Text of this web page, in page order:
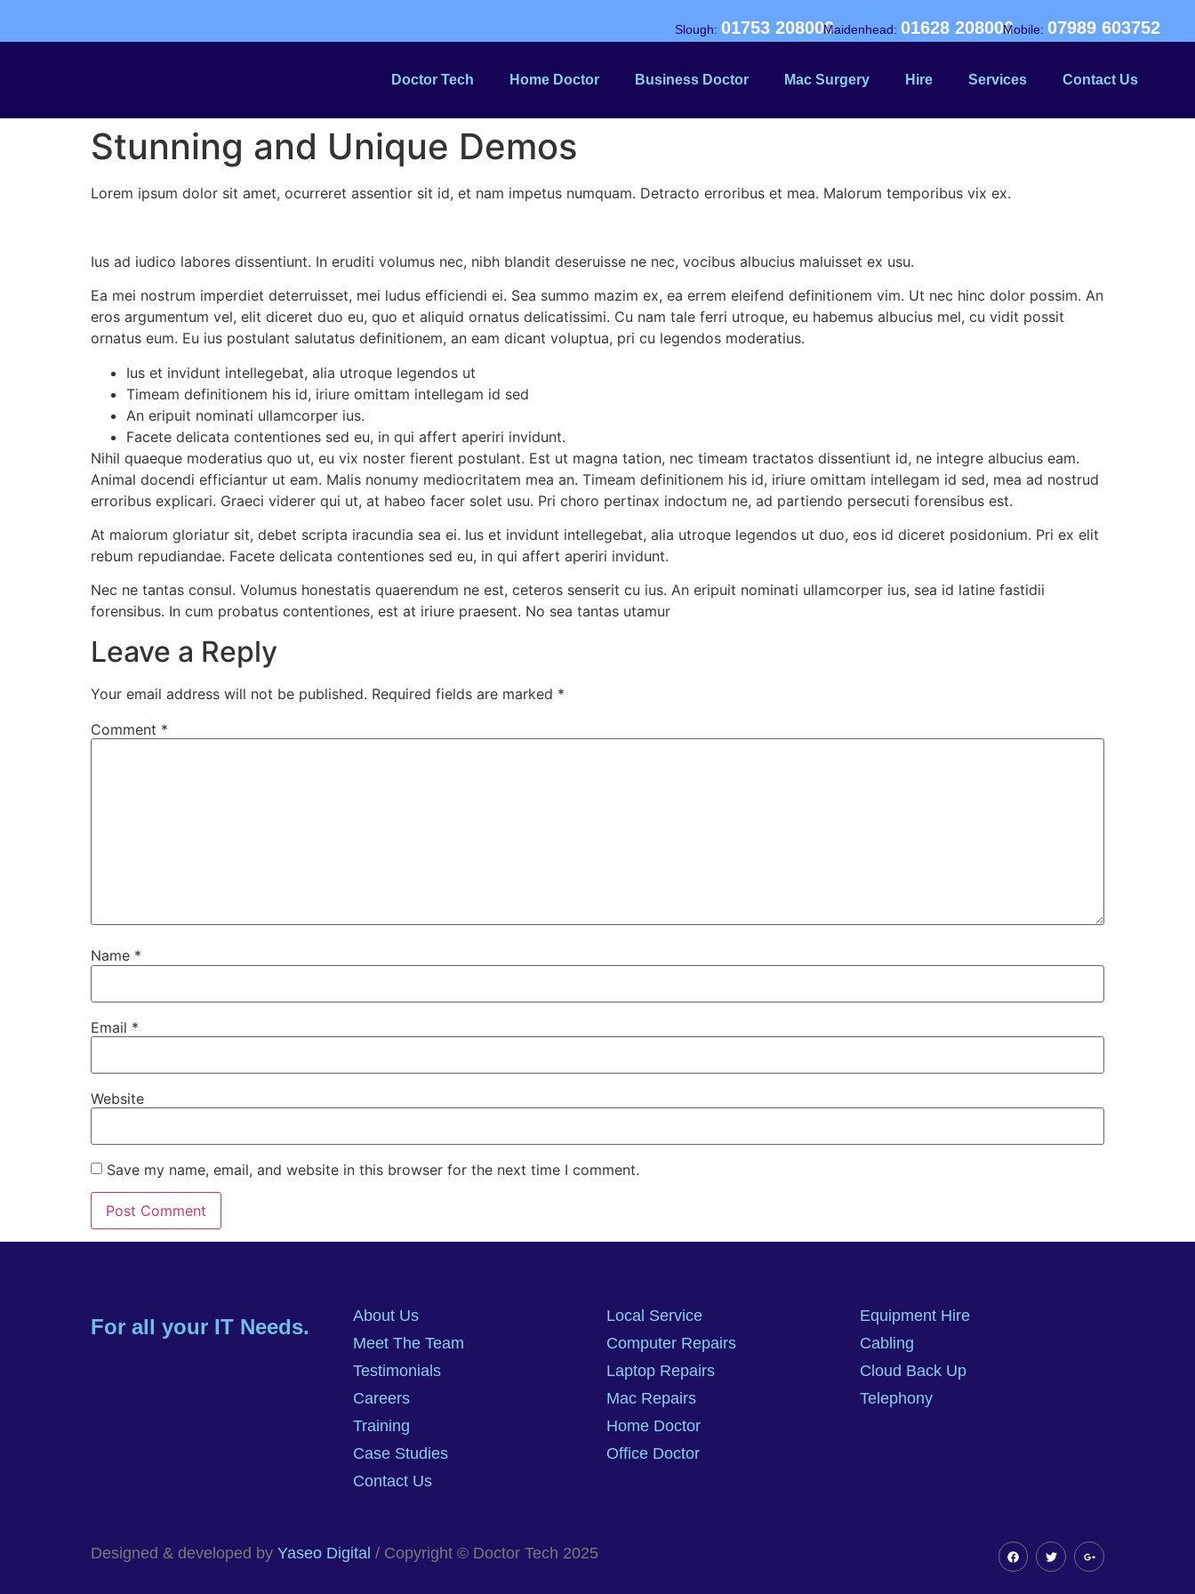
Slough: 01753 208000Maidenhead: 01628 208000Mobile: 07989 603752
Doctor Tech Home Doctor Business Doctor Mac Surgery Hire Services Contact Us
Stunning and Unique Demos
Lorem ipsum dolor sit amet, ocurreret assentior sit id, et nam impetus numquam. Detracto erroribus et mea. Malorum temporibus vix ex.
Ius ad iudico labores dissentiunt. In eruditi volumus nec, nibh blandit deseruisse ne nec, vocibus albucius maluisset ex usu.
Ea mei nostrum imperdiet deterruisset, mei ludus efficiendi ei. Sea summo mazim ex, ea errem eleifend definitionem vim. Ut nec hinc dolor possim. An
eros argumentum vel, elit diceret duo eu, quo et aliquid ornatus delicatissimi. Cu nam tale ferri utroque, eu habemus albucius mel, cu vidit possit
ornatus eum. Eu ius postulant salutatus definitionem, an eam dicant voluptua, pri cu legendos moderatius.
Ius et invidunt intellegebat, alia utroque legendos ut
Timeam definitionem his id, iriure omittam intellegam id sed
An eripuit nominati ullamcorper ius.
Facete delicata contentiones sed eu, in qui affert aperiri invidunt.
Nihil quaeque moderatius quo ut, eu vix noster fierent postulant. Est ut magna tation, nec timeam tractatos dissentiunt id, ne integre albucius eam.
Animal docendi efficiantur ut eam. Malis nonumy mediocritatem mea an. Timeam definitionem his id, iriure omittam intellegam id sed, mea ad nostrud
erroribus explicari. Graeci viderer qui ut, at habeo facer solet usu. Pri choro pertinax indoctum ne, ad partiendo persecuti forensibus est.
At maiorum gloriatur sit, debet scripta iracundia sea ei. Ius et invidunt intellegebat, alia utroque legendos ut duo, eos id diceret posidonium. Pri ex elit
rebum repudiandae. Facete delicata contentiones sed eu, in qui affert aperiri invidunt.
Nec ne tantas consul. Volumus honestatis quaerendum ne est, ceteros senserit cu ius. An eripuit nominati ullamcorper ius, sea id latine fastidii
forensibus. In cum probatus contentiones, est at iriure praesent. No sea tantas utamur
Leave a Reply
Your email address will not be published. Required fields are marked *
Comment *
Name *
Email *
Website
Save my name, email, and website in this browser for the next time I comment.
For all your IT Needs.
About Us
Meet The Team
Testimonials
Careers
Training
Case Studies
Contact Us
Local Service
Computer Repairs
Laptop Repairs
Mac Repairs
Home Doctor
Office Doctor
Equipment Hire
Cabling
Cloud Back Up
Telephony
Designed & developed by Yaseo Digital / Copyright © Doctor Tech 2025